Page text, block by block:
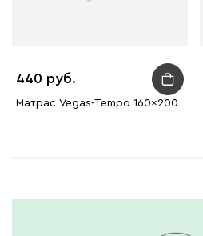
440
Матрас Vegas-Tempo 160x200